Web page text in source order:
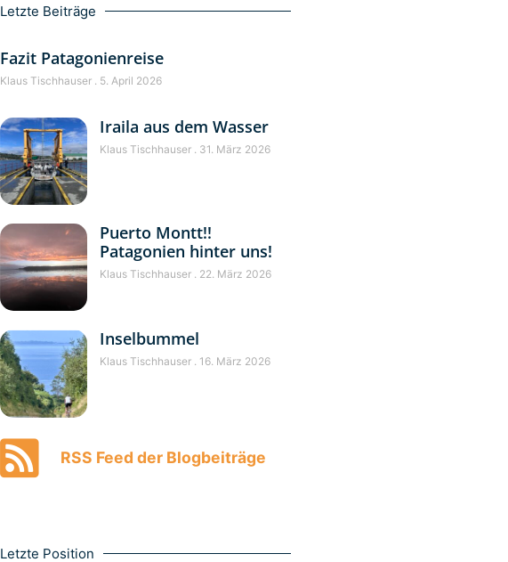
Letzte Beiträge
Fazit Patagonienreise
Klaus Tischhauser 5. April 2026
Iraila aus dem Wasser
Klaus Tischhauser 31. März 2026
Puerto Montt!!
Patagonien hinter uns!
Klaus Tischhauser 22. März 2026
Inselbummel
Klaus Tischhauser 16. März 2026
RSS Feed der Blogbeiträge
Letzte Position